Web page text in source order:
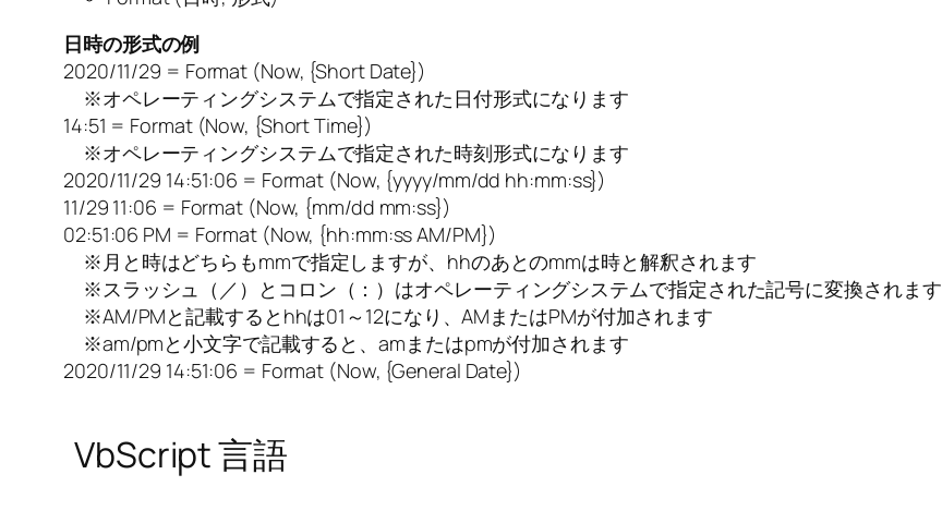
日時の形式の例
2020/11/29 = Format (Now, {Short Date})
※オペレーティングシステムで指定された日付形式になります
14:51 = Format (Now, {Short Time})
※オペレーティングシステムで指定された時刻形式になります
2020/11/29 14:51:06 = Format (Now, {yyyy/mm/dd hh:mm:ss})
11/29 11:06 = Format (Now, {mm/dd mm:ss})
02:51:06 PM = Format (Now, {hh:mm:ss AM/PM})
※月と時はどちらもmmで指定しますが、hhのあとのmmは時と解釈されます
※スラッシュ（／）とコロン（：）はオペレーティングシステムで指定された記号に変換されます
※AM/PMと記載するとhhは01～12になり、AMまたはPMが付加されます
※am/pmと小文字で記載すると、amまたはpmが付加されます
2020/11/29 14:51:06 = Format (Now, {General Date})
VbScript 言語